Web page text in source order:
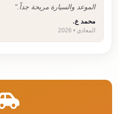
الموعد والسيارة مريحة جداً."
محمد ع.
المعادي • 2026